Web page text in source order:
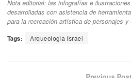
Nota editorial: las infografías e
desarrolladas con asistencia de
para la recreación artística de personajes y
Tags: Arqueologia Israel